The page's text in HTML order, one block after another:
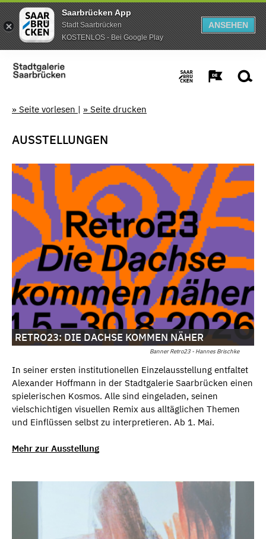
Saarbrücken App
Stadt Saarbrücken
KOSTENLOS - Bei Google Play
ANSEHEN
» Seite vorlesen | » Seite drucken
AUSSTELLUNGEN
Banner Retro23 - Hannes Brischke
RETRO23: DIE DACHSE KOMMEN NÄHER
In seiner ersten institutionellen Einzelausstellung entfaltet
Alexander Hoffmann in der Stadtgalerie Saarbrücken einen
spielerischen Kosmos. Alle sind eingeladen, seinen
vielschichtigen visuellen Remix aus alltäglichen Themen
und Einflüssen selbst zu interpretieren. Ab 1. Mai.
Mehr zur Ausstellung